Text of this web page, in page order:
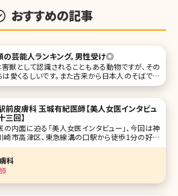
おすすめの記事
の芸能人ランキング。男性受け◎
獣として認識されることもある動物ですが、その
愛くるしいです。また古来から日本人のそばで生
ため、昔話・ことわざなどで登場することがあり、
んなたぬきに顔立ちが似ている方がいます。たぬき顏
自身の特徴で
前皮膚科 玉城有紀医師【美人女医インタビュ
三回】
内面に迫る「美人女医インタビュー」、今回は神
崎市高津区、東急線溝の口駅から徒歩1分の好立
の口駅前皮膚科の玉城有紀先生です。 溝の口駅
では皮膚科の診療がメインで、美容部門は一部の
す。まさに地域密着の皮膚科医院という感じです
生が将来作りたい美
科